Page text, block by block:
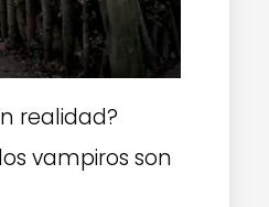
realidad?
vampiros son